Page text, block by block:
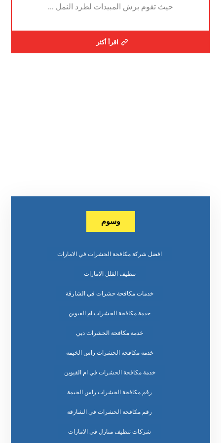
حيث تقوم برش المبيدات لطرد النمل ...
اقرأ أكثر
وسوم
افضل شركة مكافحة الحشرات في الامارات
تنظيف الفلل الامارات
خدمات مكافحة حشرات في الشارقة
خدمة مكافحة الحشرات ام القيوين
خدمة مكافحة الحشرات دبي
خدمة مكافحة الحشرات راس الخيمة
خدمة مكافحة الحشرات في ام القيوين
رقم مكافحة الحشرات راس الخيمة
رقم مكافحة الحشرات في الشارقة
شركات تنظيف منازل في الامارات